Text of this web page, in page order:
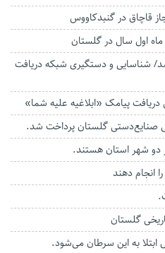
شناسایی و دستگیری شبکه دریافت
دو شهر استان هستند.
انجام دهند
به این سرطان می‌شود.